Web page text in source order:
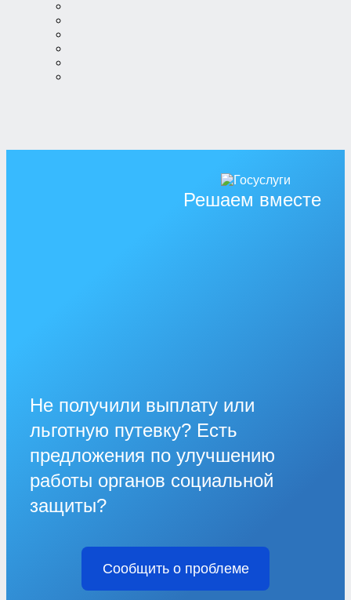
Решаем вместе
Не получили выплату или
льготную путевку? Есть
предложения по улучшению
работы органов социальной
защиты?
Сообщить о проблеме